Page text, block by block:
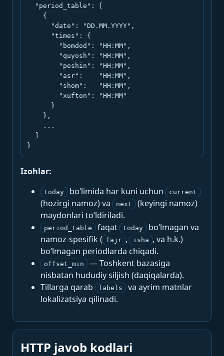
  "period_table": [
    {
      "date": "DD.MM.YYYY",
      "times": {
        "bomdod": "HH:MM",
        "quyosh": "HH:MM",
        "peshin": "HH:MM",
        "asr":    "HH:MM",
        "shom":   "HH:MM",
        "xufton": "HH:MM"
      }
    },
    ...
}
Izohlar:
today bo‘limida har kuni uchun current
(hozirgi namoz) va next
(keyingi namoz)
maydonlari to‘ldiriladi.
period_table faqat today
bo‘lmagan va
namoz-spesifik ( fajr , isha , va h.k.)
bo‘lmagan periodlarda chiqadi.
offset_min
— Toshkent bazasiga
nisbatan hududiy siljish (daqiqalarda).
Tillarga qarab
labels
va ayrim matnlar
lokalizatsiya qilinadi.
HTTP javob kodlari